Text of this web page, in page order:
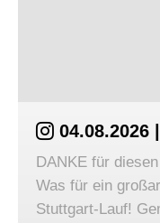
04.08.2026
DANKE für
Was für ein
Stuttgart-Lauf!